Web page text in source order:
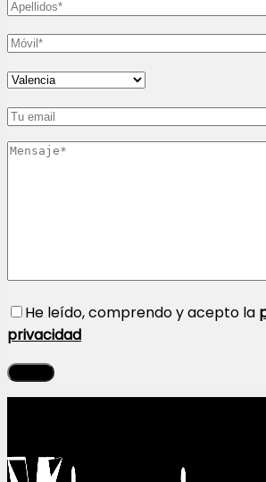
He leído, comprendo y acepto la
privacidad